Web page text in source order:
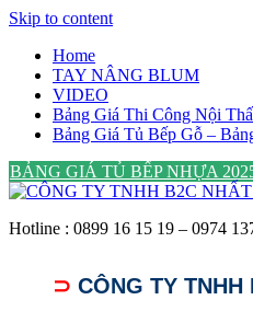
Skip to content
Home
TAY NÂNG BLUM
VIDEO
Bảng Giá Thi Công Nội
Bảng Giá Tủ Bếp Gỗ –
BẢNG GIÁ TỦ BẾP NHỰA
Hotline : 0899 16 15 19 – 0974
⊃ CÔNG TY TNHH